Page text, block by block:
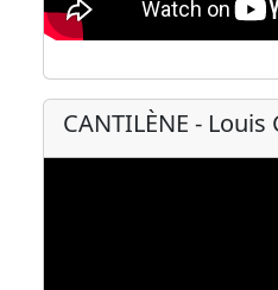
CANTILÈNE - Louis